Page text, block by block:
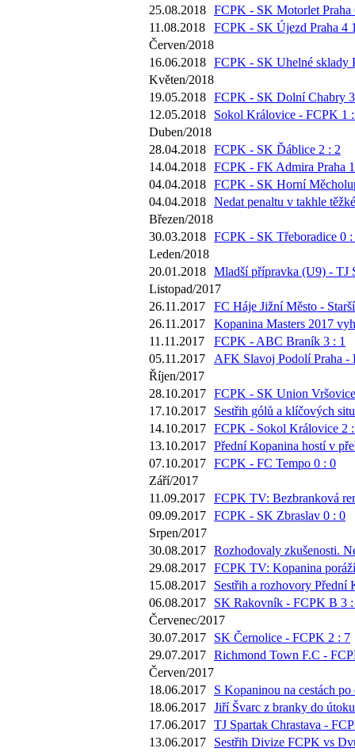
25.08.2018 FCPK - SK Motorlet Praha
11.08.2018
FCPK - SK Újezd Praha 4
Červen/2018
16.06.2018 FCPK - SK Uhelné sklady
Květen/2018
19.05.2018 FCPK - SK Dolní Chabry
12.05.2018
Sokol Královice - FCPK 1
Duben/2018
28.04.2018 FCPK - SK Ďáblice 2 : 2
14.04.2018 FCPK - FK Admira Praha
04.04.2018 FCPK - SK Horní
04.04.2018 Nedat penaltu v takhle
Březen/2018
30.03.2018 FCPK - SK Třeboradice 0 :
Leden/2018
20.01.2018 Mladší přípravka (U9) - TJ
Listopad/2017
26.11.2017
FC Háje Jižní Město -
26.11.2017
Kopanina Masters 2017
11.11.2017
FCPK - ABC Braník 3 : 1
05.11.2017
AFK Slavoj Podolí Praha -
Říjen/2017
28.10.2017 FCPK - SK Union
17.10.2017
Sestřih gólů a klíčových
14.10.2017 FCPK - Sokol Královice 2
13.10.2017 Přední Kopanina hostí v
07.10.2017 FCPK - FC Tempo 0 : 0
Září/2017
11.09.2017
FCPK TV: Bezbranková
09.09.2017 FCPK - SK Zbraslav 0 : 0
Srpen/2017
30.08.2017 Rozhodovaly zkušenosti.
29.08.2017 FCPK TV: Kopanina
15.08.2017
Sestřih a rozhovory Přední
06.08.2017
SK Rakovník - FCPK B 3
Červenec/2017
30.07.2017
SK Černolice - FCPK 2 : 7
29.07.2017 Richmond Town F.C -
Červen/2017
18.06.2017
S Kopaninou na cestách
18.06.2017 Jiří Švarc z branky do
17.06.2017 TJ Spartak Chrastava -
13.06.2017
Sestřih Divize FCPK vs